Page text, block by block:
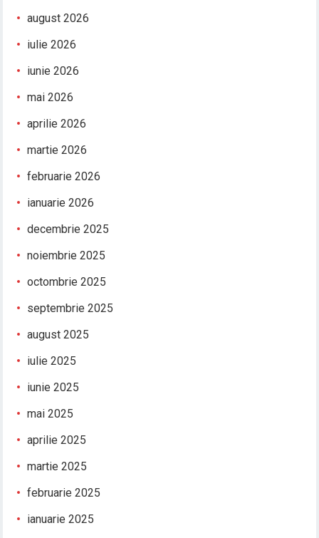
august 2026
iulie 2026
iunie 2026
mai 2026
aprilie 2026
martie 2026
februarie 2026
ianuarie 2026
decembrie 2025
noiembrie 2025
octombrie 2025
septembrie 2025
august 2025
iulie 2025
iunie 2025
mai 2025
aprilie 2025
martie 2025
februarie 2025
ianuarie 2025